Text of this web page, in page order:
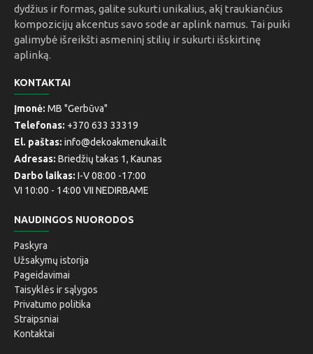
dydžius ir formas, galite sukurti unikalius, akį traukiančius
kompozicijų akcentus savo sode ar aplink namus. Tai puiki
galimybė išreikšti asmeninį stilių ir sukurti išskirtinę
aplinką.
KONTAKTAI
Įmonė: MB "Gerbūva"
Telefonas: +370 633 33319
El. paštas: info@dekoakmenukai.lt
Adresas: Briedžių takas 1, Kaunas
Darbo laikas: I-V 08:00 -17:00
VI 10:00 - 14:00 VII NEDIRBAME
NAUDINGOS NUORODOS
Paskyra
Užsakymų istorija
Pageidavimai
Taisyklės ir sąlygos
Privatumo politika
Straipsniai
Kontaktai